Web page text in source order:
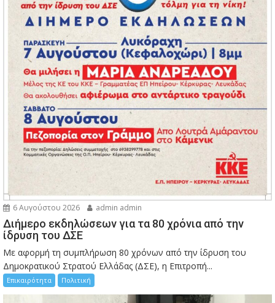
6 Αυγούστου 2026 admin admin
Διήμερο εκδηλώσεων για τα 80 χρόνια από την
ίδρυση του ΔΣΕ
Με αφορμή τη συμπλήρωση 80 χρόνων από την ίδρυση του
Δημοκρατικού Στρατού Ελλάδας (ΔΣΕ), η Επιτροπή...
Επικαιρότητα Πολιτική